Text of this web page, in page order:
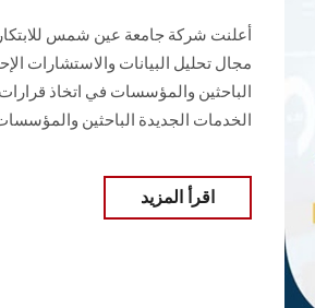
أعلنت شركة جامعة عين شمس
مجال تحليل البيانات والاستشارات
الباحثين والمؤسسات في اتخاذ
الخدمات الجديدة الباحثين
اقرأ المزيد